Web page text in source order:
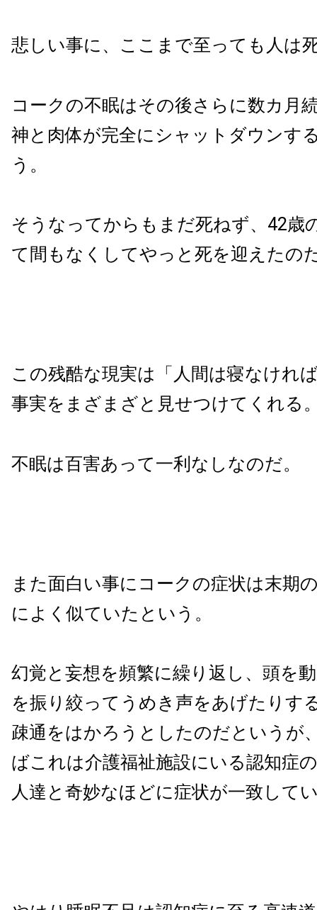
悲しい事に、ここまで至っても人は
コークの不眠はその後さらに数カ月
神と肉体が完全にシャットダウンす
う。
そうなってからもまだ死ねず、42歳
て間もなくしてやっと死を迎えたの
この残酷な現実は「人間は寝なけれ
事実をまざまざと見せつけてくれる
不眠は百害あって一利なしなのだ。
また面白い事にコークの症状は末期
によく似ていたという。
幻覚と妄想を頻繁に繰り返し、頭を
を振り絞ってうめき声をあげたりす
疎通をはかろうとしたのだというが
ばこれは介護福祉施設にいる認知症
人達と奇妙なほどに症状が一致して